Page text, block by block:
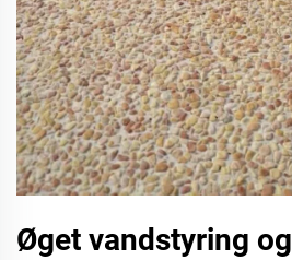
Øget vandstyring og